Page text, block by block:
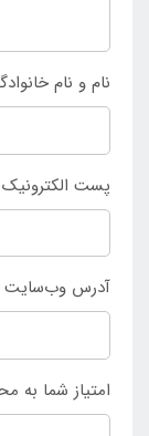
اینتکس ایران
نام و نام
پست الکترونیک
آدرس وب‌سایت
امتیاز شما به